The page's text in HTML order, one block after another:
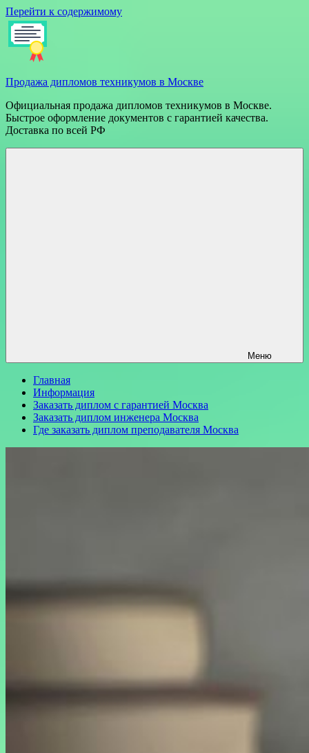
Перейти к содержимому
Продажа дипломов техникумов в Москве
Официальная продажа дипломов техникумов в Москве.
Быстрое оформление документов с гарантией качества.
Доставка по всей РФ
Меню
Главная
Информация
Заказать диплом с гарантией Москва
Заказать диплом инженера Москва
Где заказать диплом преподавателя Москва